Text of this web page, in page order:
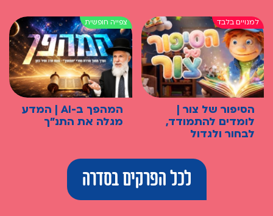
הסיפור של צור |
לומדים להתמודד,
לבחור ולגדול
המהפך ב-AI | המדע
מגלה את התנ"ך
לכל הפרקים בסדרה